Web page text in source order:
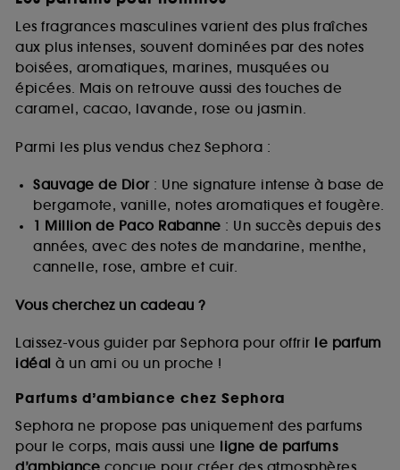
Les fragrances masculines varient des plus fraîches
aux plus intenses, souvent dominées par des notes
boisées, aromatiques, marines, musquées ou
épicées. Mais on retrouve aussi des touches de
caramel, cacao, lavande, rose ou jasmin.
Parmi les plus vendus chez Sephora :
Sauvage de Dior: Une signature intense à base de
bergamote, vanille, notes aromatiques et fougère.
1 Million de Paco Rabanne : Un succès depuis des
années, avec des notes de mandarine, menthe,
cannelle, rose, ambre et cuir.
Vous cherchez un cadeau ?
Laissez-vous guider par Sephora pour offrir le parfum
idéal à un ami ou un proche !
Parfums d’ambiance chez Sephora
Sephora ne propose pas uniquement des parfums
pour le corps, mais aussi une ligne de parfums